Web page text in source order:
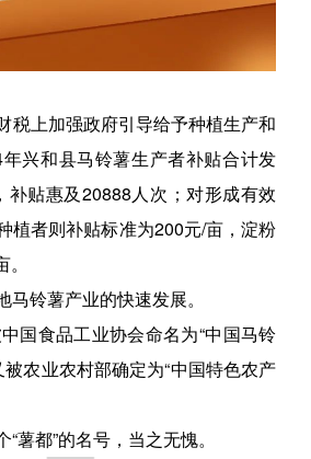
税上加强政府引导给予种植生产和
兴和县马铃薯生产者补贴合计发
补贴惠及20888人次；对形成有效
植者则补贴标准为200元/亩，淀粉
铃薯产业的快速发展。
国食品工业协会命名为“中国马铃
农业农村部确定为“中国特色农产
薯都”的名号，当之无愧。